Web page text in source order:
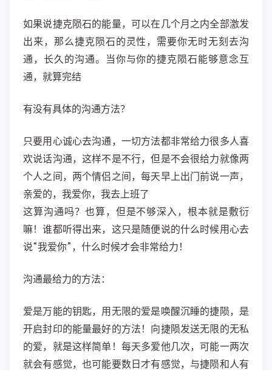
如果说捷克陨石的能量，可以在几个月之内全部激发
出来，那么捷克陨石的灵性，需要你无时无刻去沟
通，长久的沟通。当你与你的捷克陨石能够意念互
通，就算完结
有没有具体的沟通方法？
只要用心诚心去沟通，一切方法都非常给力很多人喜
欢说话沟通，这样不是不行，但是不会很给力就像两
个人之间，两个情侣之间，每天早上出门前说一声，
亲爱的，我爱你，我去上班了
这算沟通吗？也算，但是不够深入，根本就是敷衍
嘛！谁都听得出来，这只是随便说的什么时候用心去
说“我爱你”，什么时候才会非常给力！
沟通最给力的方法：
爱是万能的钥匙，用无限的爱是唤醒沉睡的捷陨，是
开启封印的能量最好的方法！向捷陨发送无限的无私
的爱，就是这样简单！每天多爱他几次，可能一两次
就会有感觉，也可能要数日才有感觉，与捷陨和人有